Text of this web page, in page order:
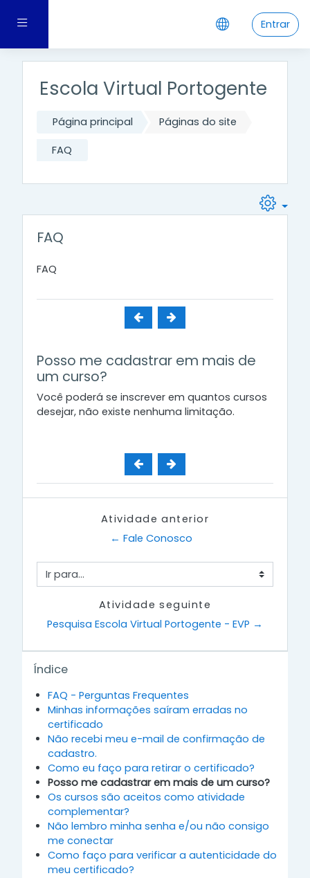
Painel lateral
Entrar
Escola Virtual Portogente
Página principal Páginas do site
FAQ
FAQ
FAQ
Posso me cadastrar em mais de
um curso?
Você poderá se inscrever em quantos cursos
desejar, não existe nenhuma limitação.
Atividade anterior
← Fale Conosco
Ir para...
Atividade seguinte
Pesquisa Escola Virtual Portogente - EVP →
Índice
FAQ - Perguntas Frequentes
Minhas informações saíram erradas no
certificado
Não recebi meu e-mail de confirmação de
cadastro.
Como eu faço para retirar o certificado?
Posso me cadastrar em mais de um curso?
Os cursos são aceitos como atividade
complementar?
Não lembro minha senha e/ou não consigo
me conectar
Como faço para verificar a autenticidade do
meu certificado?